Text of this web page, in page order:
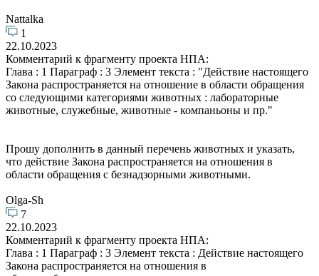
Nattalka
1
22.10.2023
Комментарий к фрагменту проекта НПА:
Глава : 1 Параграф : 3 Элемент текста : "Действие настоящего
Закона распространяется на отношение в области обращения
со следующими категориями животных : лабораторные
животные, служебные, животные - компаньоны и пр."
Прошу дополнить в данный перечень животных и указать,
что действие Закона распространяется на отношения в
области обращения с безнадзорными животными.
Olga-Sh
7
22.10.2023
Комментарий к фрагменту проекта НПА:
Глава : 1 Параграф : 3 Элемент текста : Действие настоящего
Закона распространяется на отношения в